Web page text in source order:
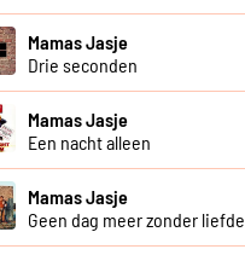
Mamas Jasje
Drie seconden
Mamas Jasje
Een nacht alleen
Mamas Jasje
Geen dag meer zonder liefde